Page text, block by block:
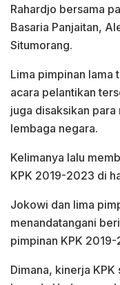
Rahardjo bersama
Basaria Panjaitan,
Situmorang.
Lima pimpinan lama
acara pelantikan
juga disaksikan
lembaga negara.
Kelimanya lalu
KPK 2019-2023 di
Jokowi dan lima
menandatangani
pimpinan KPK
Dimana, kinerja